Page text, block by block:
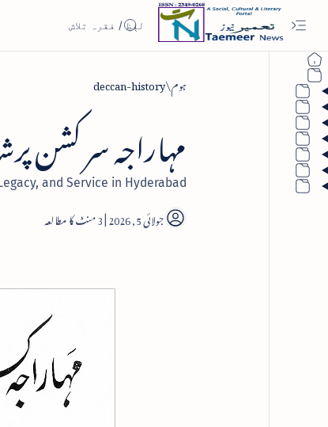
ہوم deccan-history
مہاراجہ سر کشن
and Service in Hyderabad
3